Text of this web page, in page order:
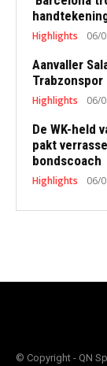
Highlights 06/
Aanvaller
Trabzonspor
Highlights 06/
De WK-held
pakt
bondscoach
Highlights 06/
© Copyright - QN